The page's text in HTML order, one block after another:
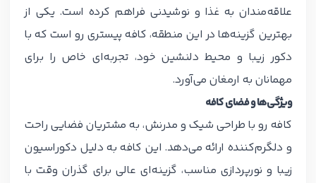
علاقه‌مندان به غذا و نوشیدنی فراهم کرده است. یکی از
بهترین گزینه‌ها در این منطقه، کافه پیستری رو است که با
دکور زیبا و محیط دلنشین خود، تجربه‌ای خاص را برای
مهمانان به ارمغان می‌آورد.
ویژگی‌ها و فضای کافه
کافه رو با طراحی شیک و مدرنش، به مشتریان فضایی راحت
و دلگرم‌کننده ارائه می‌دهد. این کافه به دلیل دکوراسیون
زیبا و نورپردازی مناسب، گزینه‌ای عالی برای گذران وقت با